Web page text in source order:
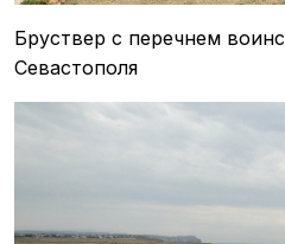
Бруствер с перечнем
Севастополя